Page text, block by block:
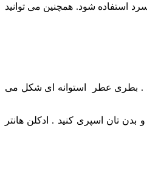
استفاده شود. همچنین می توانید
. بطری عطر استوانه ای شکل می
تان اسپری کنید . ادکلن هانتر